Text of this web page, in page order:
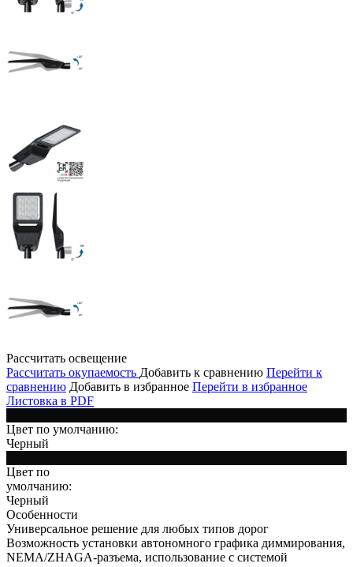
Рассчитать освещение
Рассчитать окупаемость Добавить к сравнению Перейти к
сравнению Добавить в избранное Перейти в избранное
Листовка в PDF
Цвет по умолчанию:
Черный
Цвет по
умолчанию:
Черный
Особенности
Универсальное решение для любых типов дорог
Возможность установки автономного графика диммирования,
NEMA/ZHAGA-разъема, использование с системой